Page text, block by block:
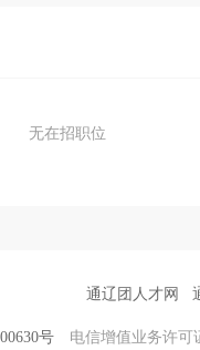
无在招职位
通辽团人才网
号 电信增值业务许可